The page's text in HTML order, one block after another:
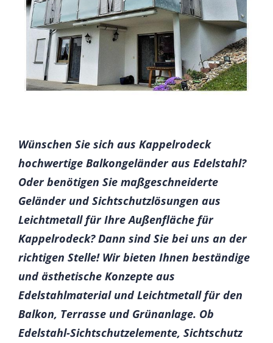
Wünschen Sie sich aus Kappelrodeck
hochwertige Balkongeländer aus Edelstahl?
Oder benötigen Sie maßgeschneiderte
Geländer und Sichtschutzlösungen aus
Leichtmetall für Ihre Außenfläche für
Kappelrodeck? Dann sind Sie bei uns an der
richtigen Stelle! Wir bieten Ihnen beständige
und ästhetische Konzepte aus
Edelstahlmaterial und Leichtmetall für den
Balkon, Terrasse und Grünanlage. Ob
Edelstahl-Sichtschutzelemente, Sichtschutz